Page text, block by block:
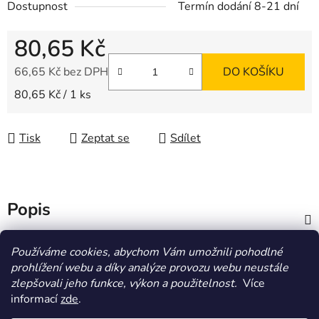
Používáme cookies, abychom Vám umožnili pohodlné
prohlížení webu a díky analýze provozu webu neustále
zlepšovali jeho funkce, výkon a použitelnost. Více
informacízde.
Dostupnost Termín dodání 8-21 dní
80,65 Kč
66,65 Kč bez DPH
Měrná cena:
80,65 Kč / 1 ks
DO KOŠÍKU
Tisk Zeptat se Sdílet
Popis
Diskuze
HOMOLA-shop.cz ZDE NAJDETE VÝDEJNÍ MÍSTO